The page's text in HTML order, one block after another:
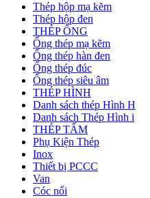
Thép hộp mạ kẽm
Thép hộp đen
THÉP ỐNG
Ống thép mạ kẽm
Ống thép hàn đen
Ống thép đúc
Ống thép siêu âm
THÉP HÌNH
Danh sách thép Hình H
Danh sách Thép Hình i
THÉP TẤM
Phụ Kiện Thép
Inox
Thiết bị PCCC
Van
Cóc nối